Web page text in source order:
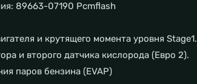
89663-07190 Pcmflash
и крутящего момента уровня Stage1.
и второго датчика кислорода (Евро 2).
паров бензина (EVAP)